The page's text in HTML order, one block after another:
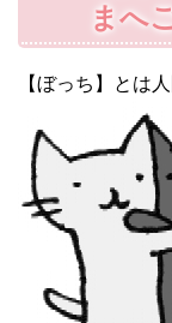
まへ
【ぼっち】とは